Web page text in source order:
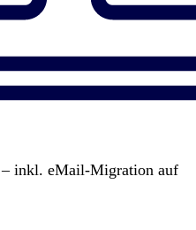
– inkl. eMail-Migration auf